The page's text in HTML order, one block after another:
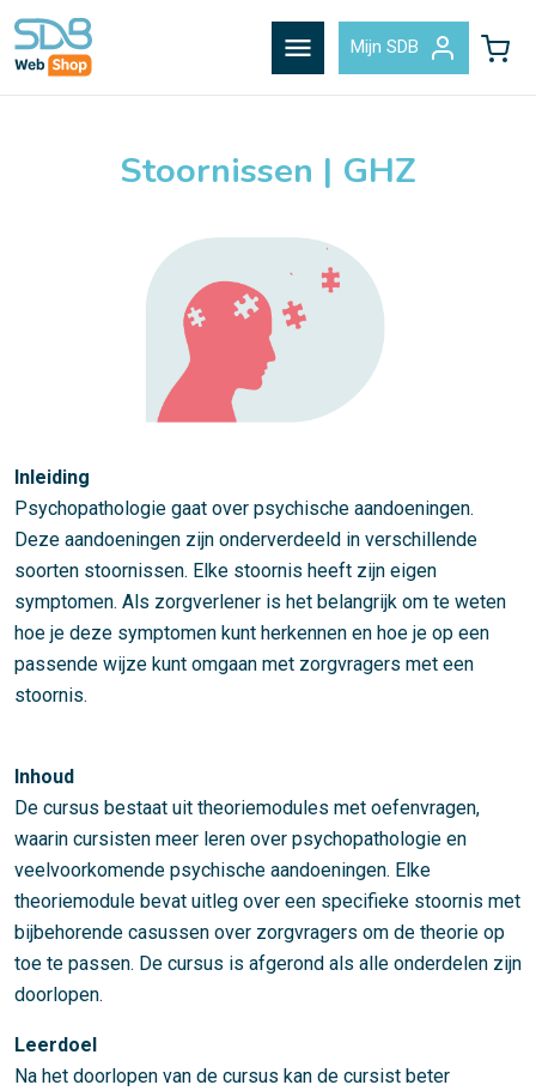
menu Mijn SDB
Stoornissen | GHZ
Inleiding
Psychopathologie gaat over psychische aandoeningen.
Deze aandoeningen zijn onderverdeeld in verschillende
soorten stoornissen. Elke stoornis heeft zijn eigen
symptomen. Als zorgverlener is het belangrijk om te weten
hoe je deze symptomen kunt herkennen en hoe je op een
passende wijze kunt omgaan met zorgvragers met een
stoornis.
Inhoud
De cursus bestaat uit theoriemodules met oefenvragen,
waarin cursisten meer leren over psychopathologie en
veelvoorkomende psychische aandoeningen. Elke
theoriemodule bevat uitleg over een specifieke stoornis met
bijbehorende casussen over zorgvragers om de theorie op
toe te passen. De cursus is afgerond als alle onderdelen zijn
doorlopen.
Leerdoel
Na het doorlopen van de cursus kan de cursist beter